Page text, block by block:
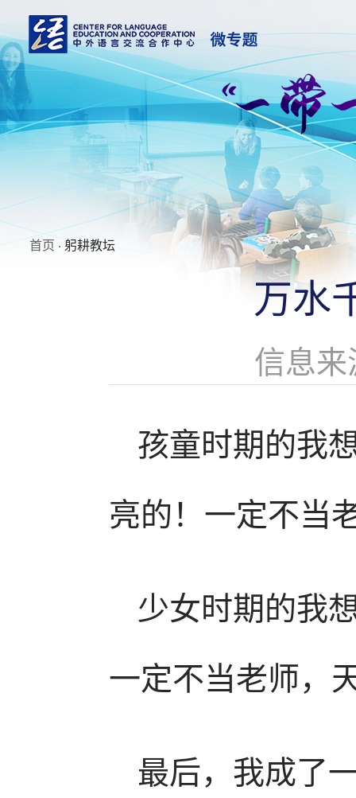
首页 · 躬耕教坛
万水
信息
孩童时期的我
亮的！一定不当
少女时期的我
一定不当老师，
最后，我成了